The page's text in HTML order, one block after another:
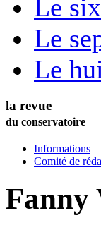
Le
Le
Le
la revue
du conservatoire
Informations
Comité de
Fanny